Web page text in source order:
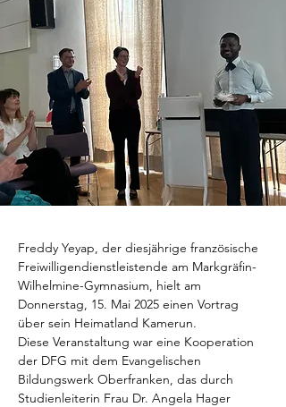
Freddy Yeyap, der diesjährige französische
Freiwilligendienstleistende am Markgräfin-
Wilhelmine-Gymnasium, hielt am
Donnerstag, 15. Mai 2025 einen Vortrag
über sein Heimatland Kamerun.
Diese Veranstaltung war eine Kooperation
der DFG mit dem Evangelischen
Bildungswerk Oberfranken, das durch
Studienleiterin Frau Dr. Angela Hager